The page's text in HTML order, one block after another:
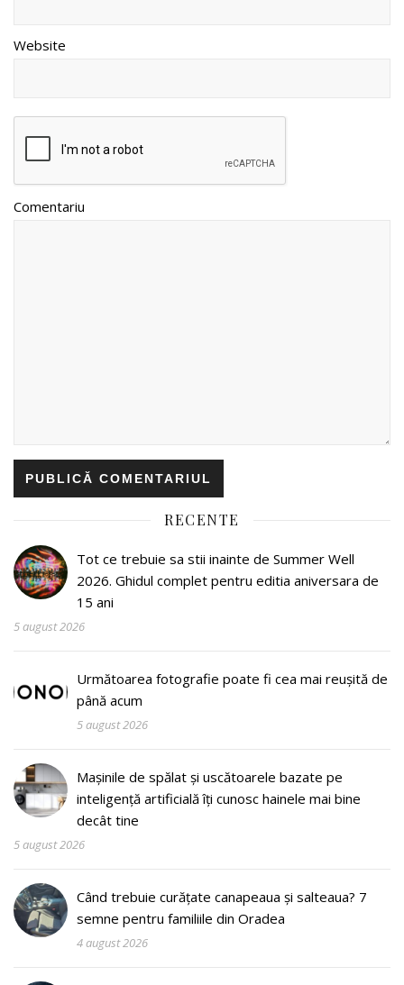
Website
Comentariu
RECENTE
Tot ce trebuie sa stii inainte de Summer Well
2026. Ghidul complet pentru editia aniversara de
15 ani
5 august 2026
Următoarea fotografie poate fi cea mai reușită de
până acum
5 august 2026
Mașinile de spălat și uscătoarele bazate pe
inteligență artificială îți cunosc hainele mai bine
decât tine
5 august 2026
Când trebuie curățate canapeaua și salteaua? 7
semne pentru familiile din Oradea
4 august 2026